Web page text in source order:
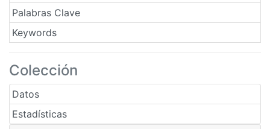
Palabras Clave
Keywords
Colección
Datos
Estadísticas